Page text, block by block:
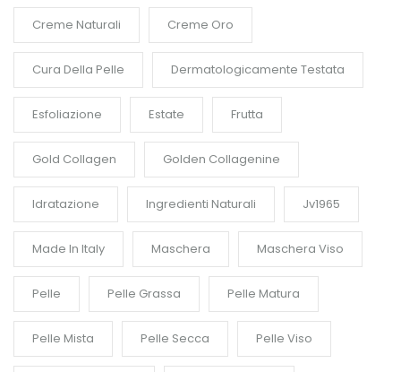
Creme Naturali Creme Oro
Cura Della Pelle Dermatologicamente Testata
Esfoliazione Estate Frutta
Gold Collagen Golden Collagenine
Idratazione Ingredienti Naturali Jv1965
Made In Italy Maschera Maschera Viso
Pelle Pelle Grassa Pelle Matura
Pelle Mista Pelle Secca Pelle Viso